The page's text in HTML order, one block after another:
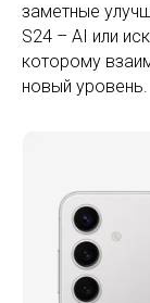
заметные
S24 – AI или
которому
новый уровень.